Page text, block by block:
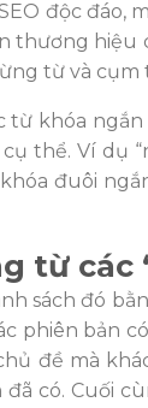
độc đáo,
thương hiệu
từ và cụm
khóa
thể. Ví dụ
đuôi
từ các
sách đó
phiên bản
đề mà
có. Cuối